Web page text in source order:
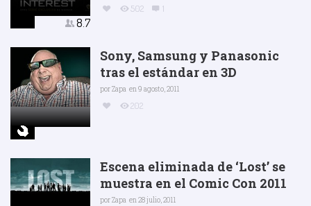
8.7
502 1
Sony, Samsung y Panasonic
tras el estándar en 3D
porZapa en 9 agosto, 2011
202
Escena eliminada de ‘Lost’ se
muestra en el Comic Con 2011
porZapa en 28 julio, 2011